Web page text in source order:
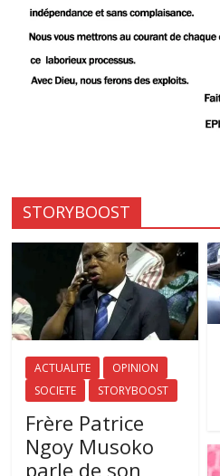
STORYBOOST
ACTUALITE
OPINION
SOCIETE
STORYBOOST
Frère Patrice
Ngoy Musoko
parle de son